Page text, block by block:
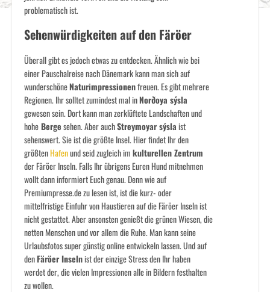
problematisch ist.
Sehenwürdigkeiten auf den Färöer
Überall gibt es jedoch etwas zu entdecken. Ähnlich wie bei
einer Pauschalreise nach Dänemark kann man sich auf
wunderschöneNaturimpressionenfreuen. Es gibt mehrere
Regionen. Ihr solltet zumindest mal inNorðoya sýsla
gewesen sein. Dort kann man zerklüftete Landschaften und
hoheBergesehen. Aber auchStreymoyar sýslaist
sehenswert. Sie ist die größte Insel. Hier findet Ihr den
größtenHafenund seid zugleich imkulturellen Zentrum
der Färöer Inseln. Falls Ihr übrigens Euren Hund mitnehmen
wollt dann informiert Euch genau. Denn wie auf
Premiumpresse.de zu lesen ist, ist die kurz- oder
mittelfristige Einfuhr von Haustieren auf die Färöer Inseln ist
nicht gestattet. Aber ansonsten genießt die grünen Wiesen, die
netten Menschen und vor allem die Ruhe. Man kann seine
Urlaubsfotos super günstig online entwickeln lassen. Und auf
denFäröer Inselnist der einzige Stress den Ihr haben
werdet der, die vielen Impressionen alle in Bildern festhalten
zu wollen.